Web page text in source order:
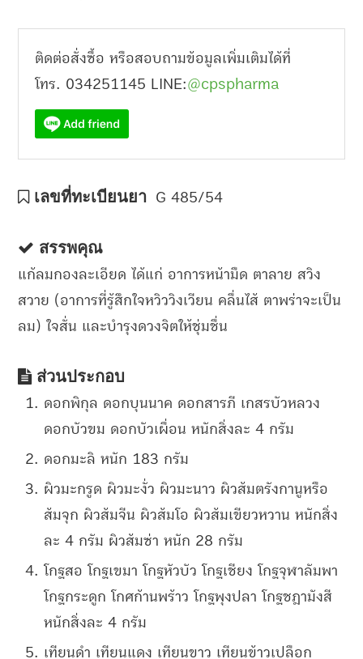
ติดต่อสั่งซื้อ หรือสอบถามข้อมูลเพิ่มเติมได้ที่
โทร. 034251145 LINE:@cpspharma
เลขที่ทะเบียนยา G 485/54
สรรพคุณ
แก้ลมกองละเอียด ได้แก่ อาการหน้ามืด ตาลาย สวิง
สวาย (อาการที่รู้สึกใจหวิววิงเวียน คลื่นไส้ ตาพร่าจะเป็น
ลม) ใจสั่น และบำรุงดวงจิตให้ชุ่มชื่น
ส่วนประกอบ
ดอกพิกุล ดอกบุนนาค ดอกสารภี เกสรบัวหลวง
ดอกบัวขม ดอกบัวเผื่อน หนักสิ่งละ 4 กรัม
ดอกมะลิ หนัก 183 กรัม
ผิวมะกรูด ผิวมะงั่ว ผิวมะนาว ผิวส้มตรังกานูหรือ
ส้มจุก ผิวส้มจีน ผิวส้มโอ ผิวส้มเขียวหวาน หนักสิ่ง
ละ 4 กรัม ผิวส้มซ่า หนัก 28 กรัม
โกฐสอ โกฐเขมา โกฐหัวบัว โกฐเชียง โกฐจุฬาลัมพา
โกฐกระดูก โกศก้านพร้าว โกฐพุงปลา โกฐชฎามังสี
หนักสิ่งละ 4 กรัม
เทียนดำ เทียนแดง เทียนขาว เทียนข้าวเปลือก